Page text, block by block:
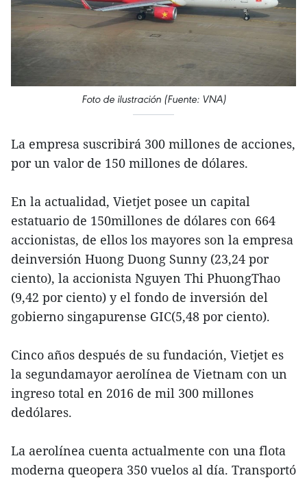
Foto de ilustración (Fuente: VNA)
La empresa suscribirá 300 millones de acciones,
por un valor de 150 millones de dólares.
En la actualidad, Vietjet posee un capital
estatuario de 150millones de dólares con 664
accionistas, de ellos los mayores son la empresa
deinversión Huong Duong Sunny (23,24 por
ciento), la accionista Nguyen Thi PhuongThao
(9,42 por ciento) y el fondo de inversión del
gobierno singapurense GIC(5,48 por ciento).
Cinco años después de su fundación, Vietjet es
la segundamayor aerolínea de Vietnam con un
ingreso total en 2016 de mil 300 millones
dedólares.
La aerolínea cuenta actualmente con una flota
moderna queopera 350 vuelos al día. Transportó